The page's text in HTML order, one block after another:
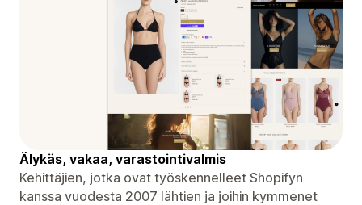
Älykäs, vakaa, varastointivalmis
Kehittäjien, jotka ovat työskennelleet Shopifyn
kanssa vuodesta 2007 lähtien ja joihin kymmenet